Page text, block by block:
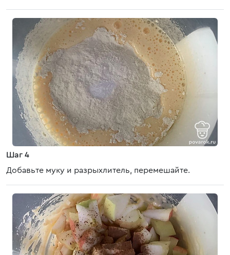
Шаг 4
Добавьте муку и разрыхлитель, перемешайте.